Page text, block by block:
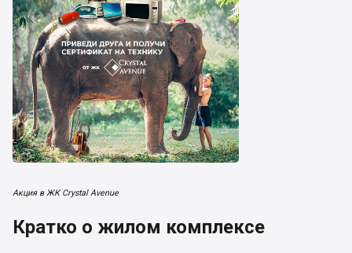
Акция в ЖК Crystal Avenue
Кратко о жилом комплексе